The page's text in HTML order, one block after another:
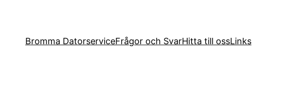
Bromma DatorserviceFrågor och SvarHitta till ossLinks